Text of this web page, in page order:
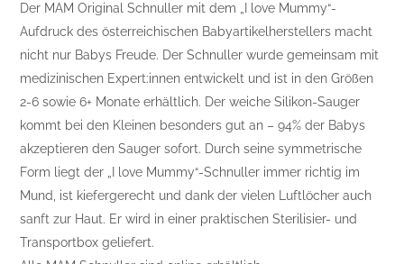
Der MAM Original Schnuller mit dem „I love Mummy“-
Aufdruck des österreichischen Babyartikelherstellers macht
nicht nur Babys Freude. Der Schnuller wurde gemeinsam mit
medizinischen Expert:innen entwickelt und ist in den Größen
2-6 sowie 6+ Monate erhältlich. Der weiche Silikon-Sauger
kommt bei den Kleinen besonders gut an – 94% der Babys
akzeptieren den Sauger sofort. Durch seine symmetrische
Form liegt der „I love Mummy“-Schnuller immer richtig im
Mund, ist kiefergerecht und dank der vielen Luftlöcher auch
sanft zur Haut. Er wird in einer praktischen Sterilisier- und
Transportbox geliefert.